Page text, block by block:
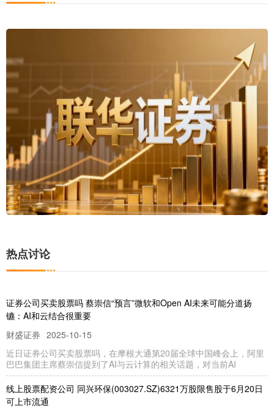
热点讨论
证券公司买卖股票吗 蔡崇信“预言”微软和Open AI未来可能分道扬
镳：AI和云结合很重要
财盛证券 2025-10-15
近日证券公司买卖股票吗，在摩根大通第20届全球中国峰会上，阿里
巴巴集团主席蔡崇信提到了AI与云计算的相关话题，对当前AI
线上股票配资公司 同兴环保(003027.SZ)6321万股限售股于6月20日
可上市流通